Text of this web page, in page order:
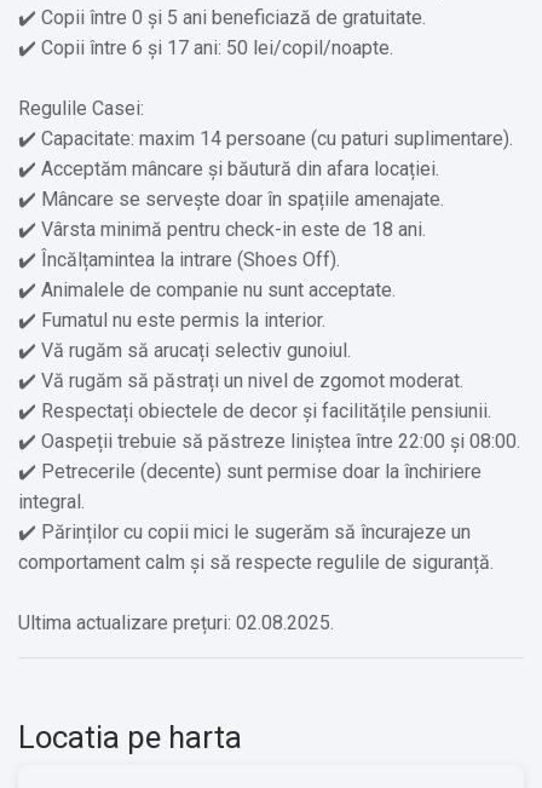
✔️ Copii între 0 și 5 ani beneficiază de gratuitate.
✔️ Copii între 6 și 17 ani: 50 lei/copil/noapte.
Regulile Casei:
✔️ Capacitate: maxim 14 persoane (cu paturi suplimentare).
✔️ Acceptăm mâncare și băutură din afara locației.
✔️ Mâncare se servește doar în spațiile amenajate.
✔️ Vârsta minimă pentru check-in este de 18 ani.
✔️ Încălțamintea la intrare (Shoes Off).
✔️ Animalele de companie nu sunt acceptate.
✔️ Fumatul nu este permis la interior.
✔️ Vă rugăm să arucați selectiv gunoiul.
✔️ Vă rugăm să păstrați un nivel de zgomot moderat.
✔️ Respectați obiectele de decor și facilitățile pensiunii.
✔️ Oaspeții trebuie să păstreze liniștea între 22:00 și 08:00.
✔️ Petrecerile (decente) sunt permise doar la închiriere
integral.
✔️ Părinților cu copii mici le sugerăm să încurajeze un
comportament calm și să respecte regulile de siguranță.
Ultima actualizare prețuri: 02.08.2025.
Locatia pe harta